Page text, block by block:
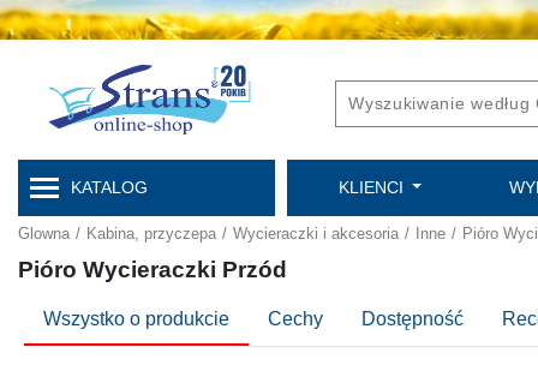
KATALOG KLIENCI
Glowna / Kabina, przyczepa / Wycieraczki i akcesoria / Inne / Pióro
Pióro Wycieraczki Przód
Wszystko o produkcie Cechy Dostępność